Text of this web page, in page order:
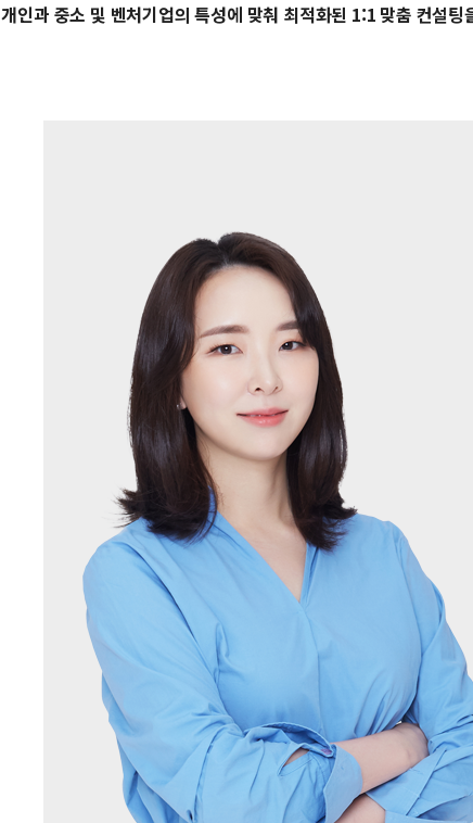
개인과 중소 및 벤처기업의 특성에 맞춰 최적화된 1:1 맞춤 컨설